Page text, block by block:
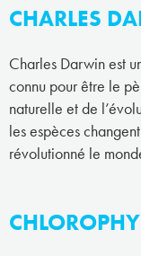
CHARLES
Charles Darwin est
connu pour être le
naturelle et de
les espèces
révolutionné le